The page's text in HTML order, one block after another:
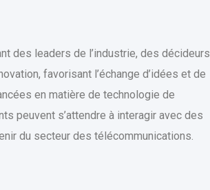
des leaders de l’industrie, des décideurs
favorisant l’échange d’idées et de
en matière de technologie de
peuvent s’attendre à interagir avec des
du secteur des télécommunications.